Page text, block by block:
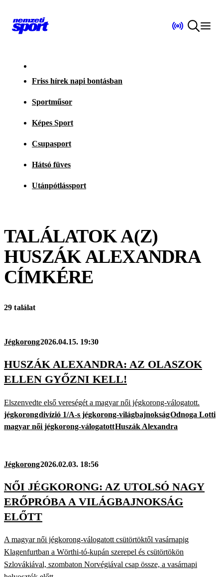
Friss hírek napi bontásban
Sportműsor
Képes Sport
Csupasport
Hátsó füves
Utánpótlássport
TALÁLATOK A(Z)
HUSZÁK ALEXANDRA
CÍMKÉRE
29 találat
Jégkorong2026.04.15. 19:30
HUSZÁK ALEXANDRA: AZ OLASZOK
ELLEN GYŐZNI KELL!
Elszenvedte első vereségét a magyar női jégkorong-válogatott.
jégkorongdivízió 1/A-s jégkorong-világbajnokságOdnoga Lotti
magyar női jégkorong-válogatottHuszák Alexandra
Jégkorong2026.02.03. 18:56
NŐI JÉGKORONG: AZ UTOLSÓ NAGY
ERŐPRÓBA A VILÁGBAJNOKSÁG
ELŐTT
A magyar női jégkorong-válogatott csütörtöktől vasárnapig
Klagenfurtban a Wörthi-tó-kupán szerepel és csütörtökön
Szlovákiával, szombaton Norvégiával csap össze, a vasárnapi